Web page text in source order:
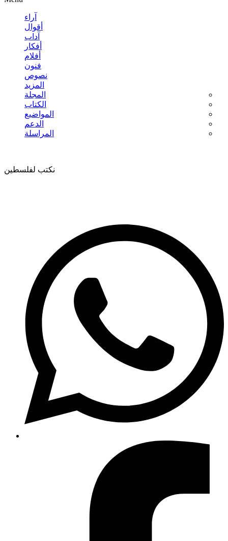
آراء
أقوال
آداب
أفكار
أفلام
فنون
نصوص
المزيد
المجلة
الكتاب
المواضيع
الدعم
المراسلة
نكتب لفلسطين